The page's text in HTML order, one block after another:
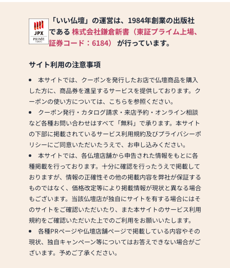
「いい仏壇」の運営は、1984年創業の出版社
である 株式会社鎌倉新書（東証プライム上場、
証券コード：6184） が行っています。
サイト利用の注意事項
本サイトでは、クーポンを発行したお店で仏壇商品を購入
した方に、商品券を進呈するサービスを提供しております。ク
ーポンの使い方については、こちらを参照ください。
クーポン発行・カタログ請求・来店予約・オンライン相談
など各種お問い合わせはすべて「無料」で承ります。本サイト
の下部に掲載されているサービス利用規約及びプライバシーポ
リシーにご同意いただいたうえで、お申し込みください。
本サイトでは、各仏壇店舗から申告された情報をもとに各
種掲載を行っております。十分に確認を行ったうえで掲載して
おりますが、情報の正確性その他の掲載内容を弊社が保証する
ものではなく、価格改定等により掲載情報が現状と異なる場合
もございます。当該仏壇店が独自にサイトを有する場合にはそ
のサイトをご確認いただいたり、また本サイトのサービス利用
規約をご確認いただいた上でのご利用をお願いいたします。
各種PRページや仏壇店舗ページで掲載している内容やその
現状、独自キャンペーン等についてはお答えできない場合がご
ざいます。予めご了承ください。